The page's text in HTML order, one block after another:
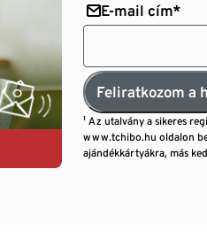
E-mail cím*
Feliratkozom a
¹ Az utalvány a sikeres
www.tchibo.hu oldalon
ajándékkártyákra, más